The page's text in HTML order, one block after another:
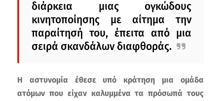
διάρκεια μιας ογκώδους
κινητοποίησης με αίτημα την
παραίτησή του, έπειτα από μια
σειρά σκανδάλων διαφθοράς.
Η αστυνομία έθεσε υπό κράτηση μια ομάδα
ατόμων που είχαν καλυμμένα τα πρόσωπά τους